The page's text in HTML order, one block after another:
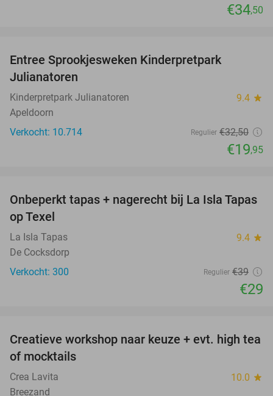
€34,50
Entree Sprookjesweken Kinderpretpark
Julianatoren
Kinderpretpark Julianatoren 9.4 star
Apeldoorn
Verkocht: 10.714
Regulier €32,50
€19,95
26%
Onbeperkt tapas + nagerecht bij La Isla Tapas
op Texel
La Isla Tapas 9.4 star
De Cocksdorp
Verkocht: 300
Regulier €39
€29
41%
Creatieve workshop naar keuze + evt. high tea
of mocktails
Crea Lavita 10.0 star
Breezand